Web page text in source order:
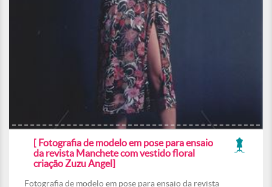
[ Fotografia de modelo em pose para ensaio
da revista Manchete com vestido floral
criação Zuzu Angel]
Fotografia de modelo em pose para ensaio da revista